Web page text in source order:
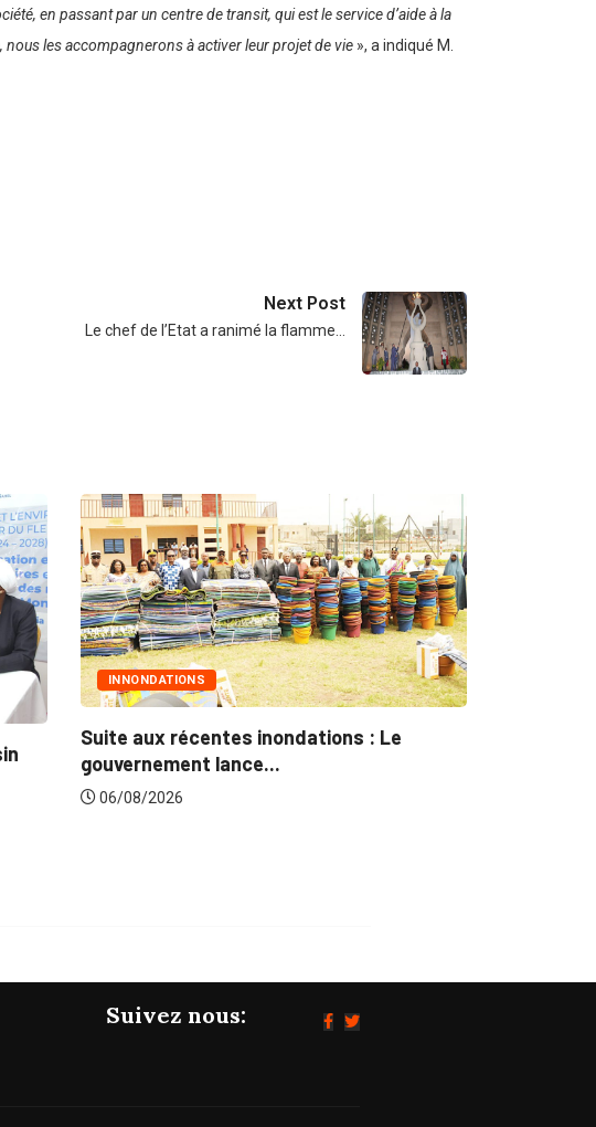
en passant par un centre de transit, qui est le service d’aide à la
les accompagnerons à activer leur projet de vie », a indiqué M.
Next Post
Le chef de l’Etat a ranimé la flamme…
inondations : Le
lance...
MARCHÉS PUBLICS
Marchés publics : L’ARCOP en
Suivez nous: